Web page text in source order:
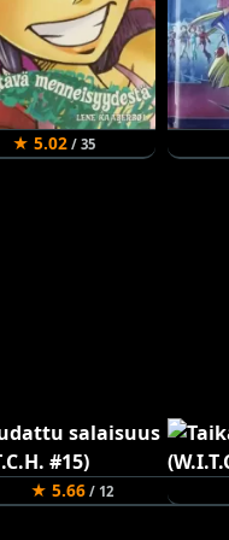
★ 5.02/ 35
★ 5.66/ 12